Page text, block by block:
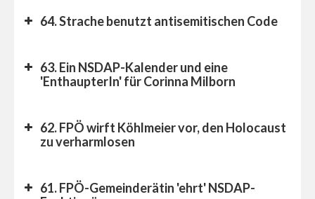
64. Strache benutzt antisemitischen Code
63. Ein NSDAP-Kalender und eine
'EnthaupterIn' für Corinna Milborn
62. FPÖ wirft Köhlmeier vor, den Holocaust
zu verharmlosen
61. FPÖ-Gemeinderätin 'ehrt' NSDAP-